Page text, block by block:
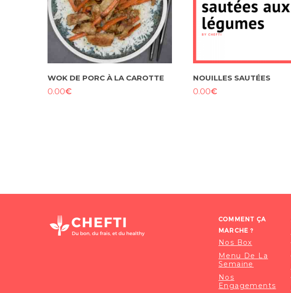
WOK DE PORC À LA CAROTTE
0.00€
NOUILLES SAUTÉES
0.00€
COMMENT ÇA
MARCHE ?
Nos Box
Menu De La
Semaine
Nos
Engagements